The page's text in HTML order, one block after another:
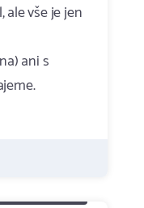
ale vše je jen
ani s